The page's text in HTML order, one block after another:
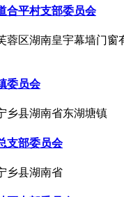
合平村支部委员会
蓉区湖南皇宇幕墙门窗
委员会
乡县湖南省东湖塘镇
支部委员会
乡县湖南省